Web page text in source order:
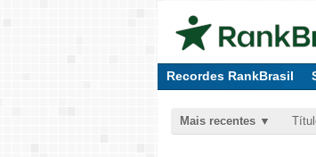
Recordes RankBrasil
Mais recentes